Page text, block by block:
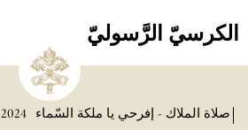
الكرسيّ الرَّسوليّ
صلاة الملاك - إفرحي يا ملكة السّماء 2024